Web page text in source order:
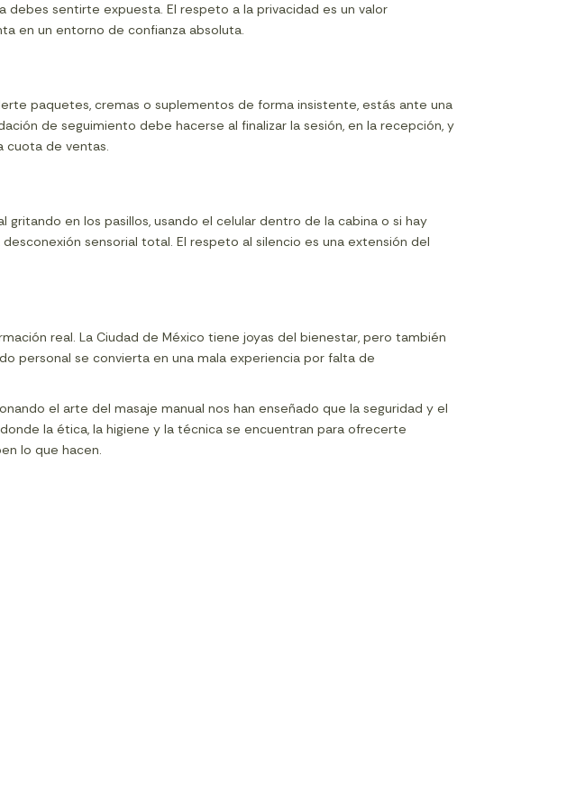
debes sentirte expuesta. El respeto a la privacidad es un valor
en un entorno de confianza absoluta.
paquetes, cremas o suplementos de forma insistente, estás ante una
de seguimiento debe hacerse al finalizar la sesión, en la recepción, y
cuota de ventas.
gritando en los pasillos, usando el celular dentro de la cabina o si hay
sensorial total. El respeto al silencio es una extensión del
real. La Ciudad de México tiene joyas del bienestar, pero también
personal se convierta en una mala experiencia por falta de
el arte del masaje manual nos han enseñado que la seguridad y el
la ética, la higiene y la técnica se encuentran para ofrecerte
lo que hacen.